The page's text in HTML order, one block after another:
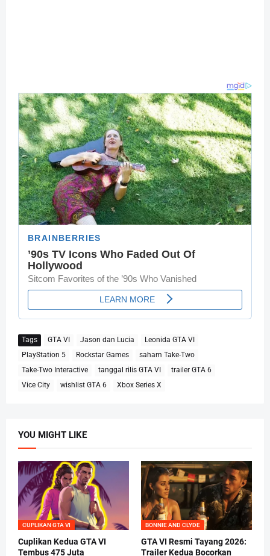
Tags GTA VI Jason dan Lucia
Leonida GTA VI
PlayStation 5
Rockstar Games
saham Take-Two
Take-Two Interactive
tanggal rilis GTA VI
trailer GTA 6
Vice City
wishlist GTA 6 Xbox Series X
YOU MIGHT LIKE
CUPLIKAN GTA VI
Cuplikan Kedua GTA VI
Tembus 475 Juta
BONNIE AND CLYDE
GTA VI Resmi Tayang 2026:
Trailer Kedua Bocorkan